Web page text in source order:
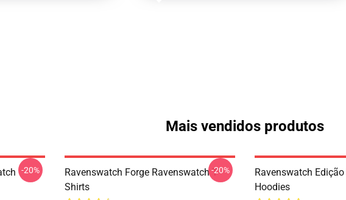
Mais vendidos produtos
-20%
Ravenswatch Forge Ravenswatch T-
Shirts
-20%
Ravenswatch
Hoodies